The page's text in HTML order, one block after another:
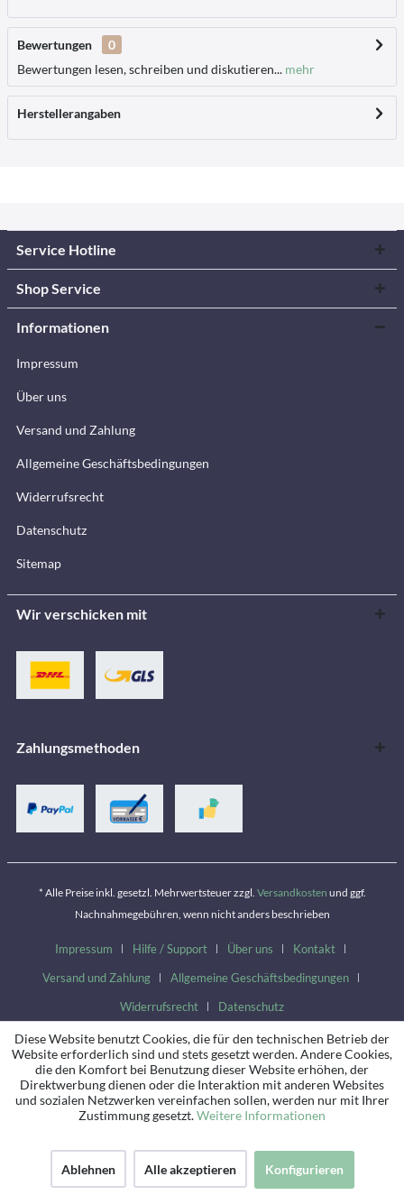
Bewertungen
0
Bewertungen lesen, schreiben und diskutieren... mehr
Herstellerangaben
Service Hotline
Shop Service
Informationen
Impressum
Über uns
Versand und Zahlung
Allgemeine Geschäftsbedingungen
Widerrufsrecht
Datenschutz
Sitemap
Wir verschicken mit
Zahlungsmethoden
* Alle Preise inkl. gesetzl. Mehrwertsteuer zzgl. Versandkosten und ggf.
Nachnahmegebühren, wenn nicht anders beschrieben
Impressum Hilfe / Support Über uns
Kontakt
Versand und Zahlung
Allgemeine Geschäftsbedingungen
Widerrufsrecht
Datenschutz
Diese Website benutzt Cookies, die für den technischen Betrieb der
Website erforderlich sind und stets gesetzt werden. Andere Cookies,
die den Komfort bei Benutzung dieser Website erhöhen, der
Direktwerbung dienen oder die Interaktion mit anderen Websites
und sozialen Netzwerken vereinfachen sollen, werden nur mit Ihrer
Zustimmung gesetzt.Weitere Informationen
Ablehnen Alle akzeptieren Konfigurieren